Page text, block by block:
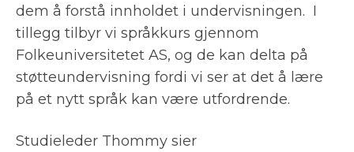
dem å forstå innholdet i undervisningen. I
tillegg tilbyr vi språkkurs gjennom
Folkeuniversitetet AS, og de kan delta på
støtteundervisning fordi vi ser at det å lære
på et nytt språk kan være utfordrende.
Studieleder Thommy sier